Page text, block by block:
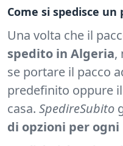
Come si spedisce un
Una volta che il
spedito in Algeria,
se portare il pacco
predefinito oppure
casa. SpedireSubito
di opzioni per